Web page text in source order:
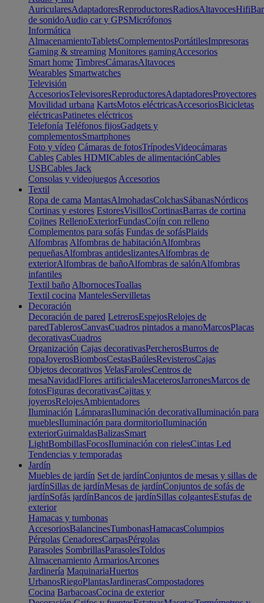
AuricularesAdaptadoresReproductoresRadiosAltavocesHifi
de sonidoAudio car y GPSMicrófonos
Informática
AlmacenamientoTabletsComplementosPortátilesImpresoras
Gaming & streaming Monitores gamingAccesorios
Smart home TimbresCámarasAltavoces
Wearables Smartwatches
Televisión
AccesoriosTelevisoresReproductoresAdaptadoresProyectores
Movilidad urbana KartsMotos eléctricasAccesoriosBicicletas
eléctricasPatinetes eléctricos
Telefonía Teléfonos fijosGadgets y
complementosSmartphones
Foto y vídeo Cámaras de fotosTrípodesVideocámaras
Cables Cables HDMICables de alimentaciónCables
USBCables Jack
Consolas y videojuegos Accesorios
Textil
Ropa de cama MantasAlmohadasColchasSábanasNórdicos
Cortinas y estores EstoresVisillosCortinasBarras de cortina
Cojines RellenoExteriorFundasCojín con relleno
Complementos para sofás Fundas de sofásPlaids
Alfombras Alfombras de habitaciónAlfombras
pequeñasAlfombras antideslizantesAlfombras de
exteriorAlfombras de bañoAlfombras de salónAlfombras
infantiles
Textil baño AlbornocesToallas
Textil cocina MantelesServilletas
Decoración
Decoración de pared LetrerosEspejosRelojes de
paredTablerosCanvasCuadros pintados a manoMarcosPlacas
decorativasCuadros
Organización Cajas decorativasPercherosBurros de
ropaJoyerosBiombosCestasBaúlesRevisterosCajas
Objetos decorativos VelasFarolesCentros de
mesaNavidadFlores artificialesMaceterosJarronesMarcos de
fotosFiguras decorativasCajitas y
joyerosRelojesAmbientadores
Iluminación LámparasIluminación decorativaIluminación para
mueblesIluminación para dormitorioIluminación
exteriorGuirnaldasBalizasSmart
LightBombillasFocosIluminación con rielesCintas Led
Tendencias y temporadas
Jardín
Muebles de jardín Set de jardínConjuntos de mesas y sillas de
jardínSillas de jardínMesas de jardínConjuntos de sofás de
jardínSofás jardínBancos de jardínSillas colgantesEstufas de
exterior
Hamacas y tumbonas
AccesoriosBalancinesTumbonasHamacasColumpios
Pérgolas CenadoresCarpasPérgolas
Parasoles SombrillasParasolesToldos
Almacenamiento ArmariosArcones
Jardinería MaquinariaHuertos
UrbanosRiegoPlantasJardinerasCompostadores
Cocina BarbacoasCocina de exterior